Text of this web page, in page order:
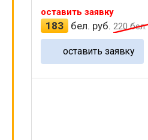
оставить заявку
183 бел. руб. 220бел.
оставить заявку